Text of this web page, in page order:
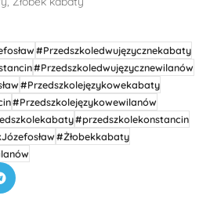
#Przedszkoledwujęzycznekabaty
#Przedszkoledwujęzycznewilanów
#Przedszkolejęzykowekabaty
#Przedszkolejęzykowewilanów
#przedszkolekonstancin
#Żłobekkabaty